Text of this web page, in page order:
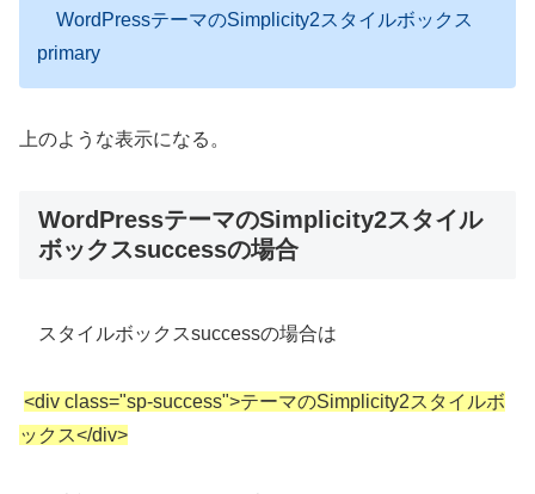
WordPressテーマのSimplicity2スタイルボックス
primary
上のような表示になる。
WordPressテーマのSimplicity2スタイル
ボックスsuccessの場合
スタイルボックスsuccessの場合は
<div class="sp-success">テーマのSimplicity2スタイルボ
ックス</div>